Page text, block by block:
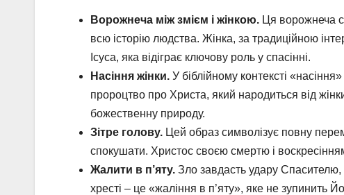
Ворожнеча між змієм і жінкою. Ця ворожнеча
всю історію людства. Жінка, за традиційною
Ісуса, яка відіграє ключову роль у спасінні.
Насіння жінки. У біблійному контексті
пророцтво про Христа, який народиться від
божественну природу.
Зітре голову. Цей образ символізує повну
спокушати. Христос своєю смертю і
Жалити в п’яту. Зло завдасть удару
хресті – це «жаління в п’яту», яке не зупинить